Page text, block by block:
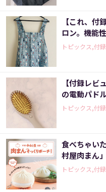
【これ、付
ロン。機能
トピックス,付
【付録レビ
の電動パド
トピックス,付
食べちゃい
村屋肉まん
トピックス,付